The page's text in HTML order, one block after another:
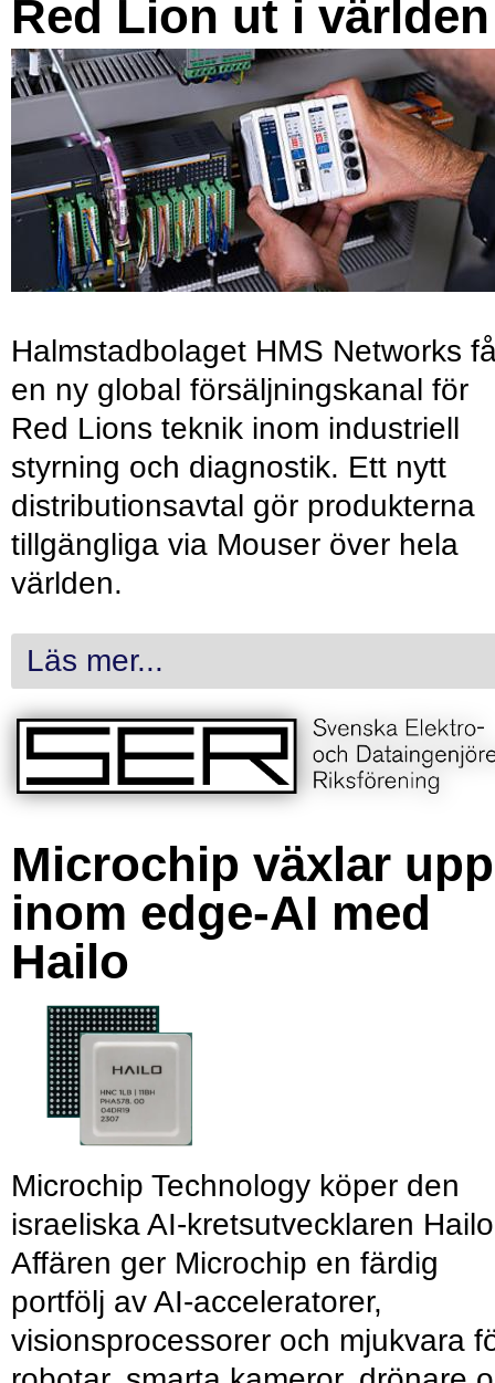
Red Lion ut i världen
Halmstadbolaget HMS Networks
en ny global försäljningskanal för
Red Lions teknik inom industriell
styrning och diagnostik. Ett nytt
distributionsavtal gör produkterna
tillgängliga via Mouser över hela
världen.
Läs mer...
Microchip växlar upp
inom edge-AI med
Hailo
Microchip Technology köper den
israeliska AI-kretsutvecklaren
Affären ger Microchip en färdig
portfölj av AI-acceleratorer,
visionsprocessorer och mjukvara